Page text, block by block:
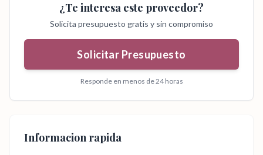
¿Te interesa este proveedor?
Solicita presupuesto gratis y sin compromiso
Solicitar Presupuesto
Responde en menos de 24 horas
Informacion rapida